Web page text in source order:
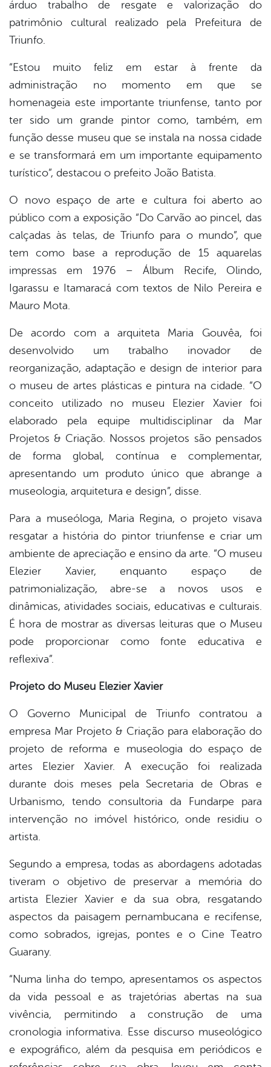
árduo trabalho de resgate e valorização do
patrimônio cultural realizado pela Prefeitura de
Triunfo.
“Estou muito feliz em estar à frente da
administração no momento em que se
homenageia este importante triunfense, tanto por
ter sido um grande pintor como, também, em
função desse museu que se instala na nossa cidade
e se transformará em um importante equipamento
turístico”, destacou o prefeito João Batista.
O novo espaço de arte e cultura foi aberto ao
público com a exposição “Do Carvão ao pincel, das
calçadas às telas, de Triunfo para o mundo”, que
tem como base a reprodução de 15 aquarelas
impressas em 1976 – Álbum Recife, Olindo,
Igarassu e Itamaracá com textos de Nilo Pereira e
Mauro Mota.
De acordo com a arquiteta Maria Gouvêa, foi
desenvolvido um trabalho inovador de
reorganização, adaptação e design de interior para
o museu de artes plásticas e pintura na cidade. “O
conceito utilizado no museu Elezier Xavier foi
elaborado pela equipe multidisciplinar da Mar
Projetos & Criação. Nossos projetos são pensados
de forma global, contínua e complementar,
apresentando um produto único que abrange a
museologia, arquitetura e design”, disse.
Para a museóloga, Maria Regina, o projeto visava
resgatar a história do pintor triunfense e criar um
ambiente de apreciação e ensino da arte. “O museu
Elezier Xavier, enquanto espaço de
patrimonialização, abre-se a novos usos e
dinâmicas, atividades sociais, educativas e culturais.
É hora de mostrar as diversas leituras que o Museu
pode proporcionar como fonte educativa e
reflexiva”.
Projeto do Museu Elezier Xavier
O Governo Municipal de Triunfo contratou a
empresa Mar Projeto & Criação para elaboração do
projeto de reforma e museologia do espaço de
artes Elezier Xavier. A execução foi realizada
durante dois meses pela Secretaria de Obras e
Urbanismo, tendo consultoria da Fundarpe para
intervenção no imóvel histórico, onde residiu o
artista.
Segundo a empresa, todas as abordagens adotadas
tiveram o objetivo de preservar a memória do
artista Elezier Xavier e da sua obra, resgatando
aspectos da paisagem pernambucana e recifense,
como sobrados, igrejas, pontes e o Cine Teatro
Guarany.
“Numa linha do tempo, apresentamos os aspectos
da vida pessoal e as trajetórias abertas na sua
vivência, permitindo a construção de uma
cronologia informativa. Esse discurso museológico
e expográfico, além da pesquisa em periódicos e